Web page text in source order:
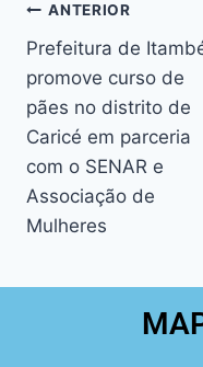
ANTERIOR
Prefeitura de
promove curso de
pães no distrito de
Caricé em parceria
com o SENAR e
Associação de
Mulheres